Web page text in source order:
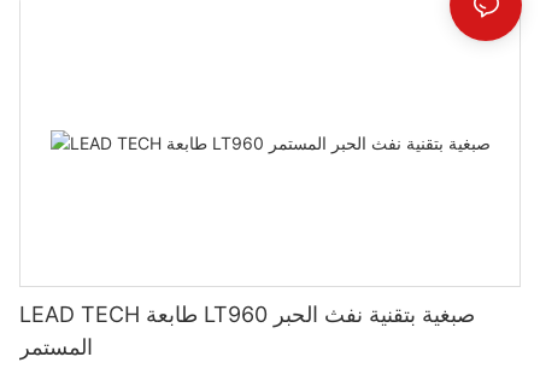
LEAD TECH طابعة LT960 صبغية بتقنية نفث الحبر
المستمر